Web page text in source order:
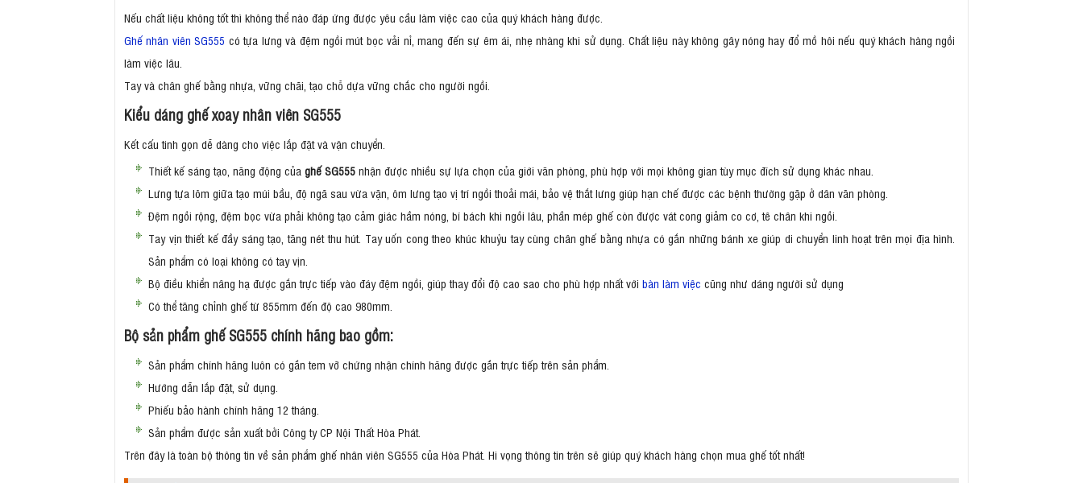
Nếu chất liệu không tốt thì không thể nào đáp ứng được yêu cầu làm việc cao của quý khách hàng được.
Ghế nhân viên SG555 có tựa lưng và đệm ngồi mút bọc vải nỉ, mang đến sự êm ái, nhẹ nhàng khi sử dụng. Chất liệu này không gây nóng hay đổ mồ hôi nếu quý khách hàng ngồi
làm việc lâu.
Tay và chân ghế bằng nhựa, vững chãi, tạo chỗ dựa vững chắc cho người ngồi.
Kiểu dáng ghế xoay nhân viên SG555
Kết cấu tinh gọn dễ dàng cho việc lắp đặt và vận chuyển.
Thiết kế sáng tạo, năng động của ghế SG555 nhận được nhiều sự lựa chọn của giới văn phòng, phù hợp với mọi không gian tùy mục đích sử dụng khác nhau.
Lưng tựa lõm giữa tạo múi bầu, độ ngã sau vừa vặn, ôm lưng tạo vị trí ngồi thoải mái, bảo vệ thắt lưng giúp hạn chế được các bệnh thường gặp ở dân văn phòng.
Đệm ngồi rộng, đệm bọc vừa phải không tạo cảm giác hầm nóng, bí bách khi ngồi lâu, phần mép ghế còn được vát cong giảm co cơ, tê chân khi ngồi.
Tay vịn thiết kế đầy sáng tạo, tăng nét thu hút. Tay uốn cong theo khúc khuỷu tay cùng chân ghế bằng nhựa có gắn những bánh xe giúp di chuyển linh hoạt trên mọi địa hình.
Sản phẩm có loại không có tay vịn.
Bộ điều khiển nâng hạ được gắn trực tiếp vào đáy đệm ngồi, giúp thay đổi độ cao sao cho phù hợp nhất với bàn làm việc cũng như dáng người sử dụng
Có thể tăng chỉnh ghế từ 855mm đến độ cao 980mm.
Bộ sản phẩm ghế SG555 chính hãng bao gồm:
Sản phẩm chính hãng luôn có gắn tem vỡ chứng nhận chính hãng được gắn trực tiếp trên sản phẩm.
Hướng dẫn lắp đặt, sử dụng.
Phiếu bảo hành chính hãng 12 tháng.
Sản phẩm được sản xuất bởi Công ty CP Nội Thất Hòa Phát.
Trên đây là toàn bộ thông tin về sản phẩm ghế nhân viên SG555 của Hòa Phát. Hi vọng thông tin trên sẽ giúp quý khách hàng chọn mua ghế tốt nhất!